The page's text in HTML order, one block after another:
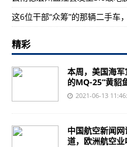
这6位干部“众筹”的那辆二手车
精彩
本周，美国海
的MQ-25“黄貂
2021-06-13
中国航空新闻
道，欧洲航空